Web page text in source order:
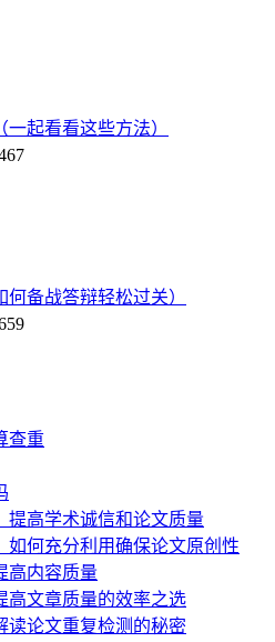
起看看这些方法）
备战答辩轻松过关）
查重
提高学术诚信和论文质量
如何充分利用确保论文原创性
高内容质量
高文章质量的效率之选
读论文重复检测的秘密